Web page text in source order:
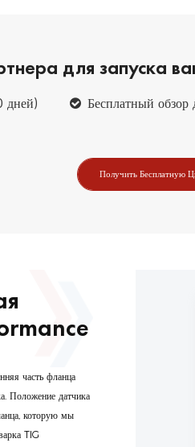
для запуска
дней) Бесплатный обзор
Получить Бесплатную
часть фланца
Положение датчика
которую мы
TIG